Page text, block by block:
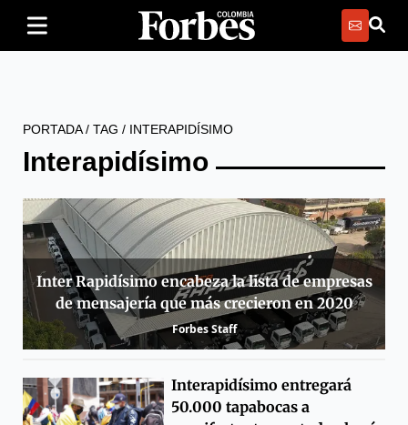
PORTADA/ TAG / INTERAPIDÍSIMO
Interapidísimo
Inter Rapidísimo encabeza la lista de empresas
de mensajería que más crecieron en 2020
Forbes Staff
Interapidísimo entregará
50.000 tapabocas a